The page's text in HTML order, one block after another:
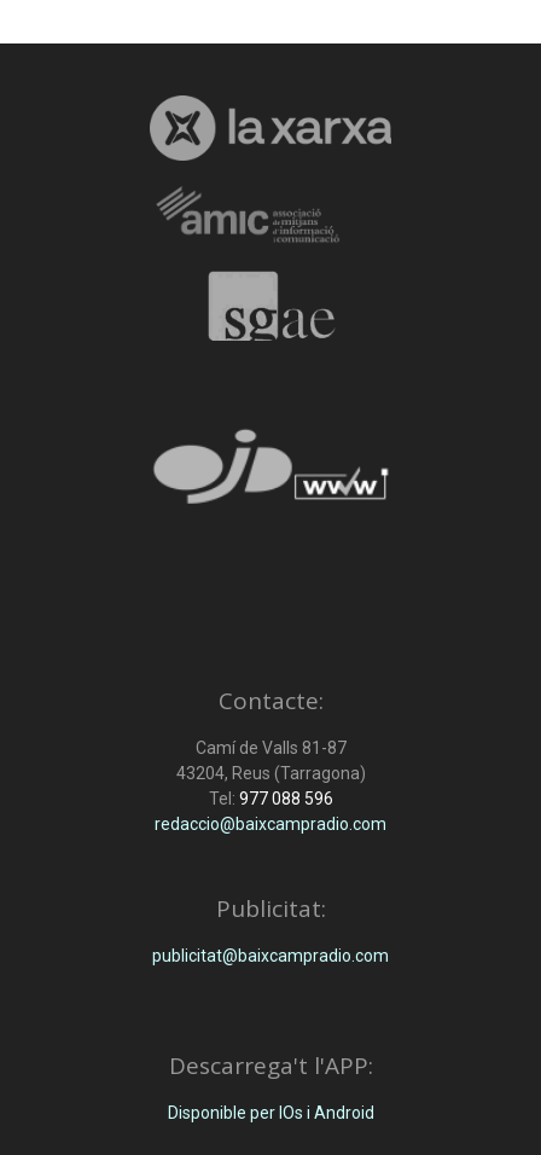
Contacte:
Camí de Valls 81-87
43204, Reus (Tarragona)
Tel: 977 088 596
redaccio@baixcampradio.com
Publicitat:
publicitat@baixcampradio.com
Descarrega't l'APP:
Disponible per IOs i Android